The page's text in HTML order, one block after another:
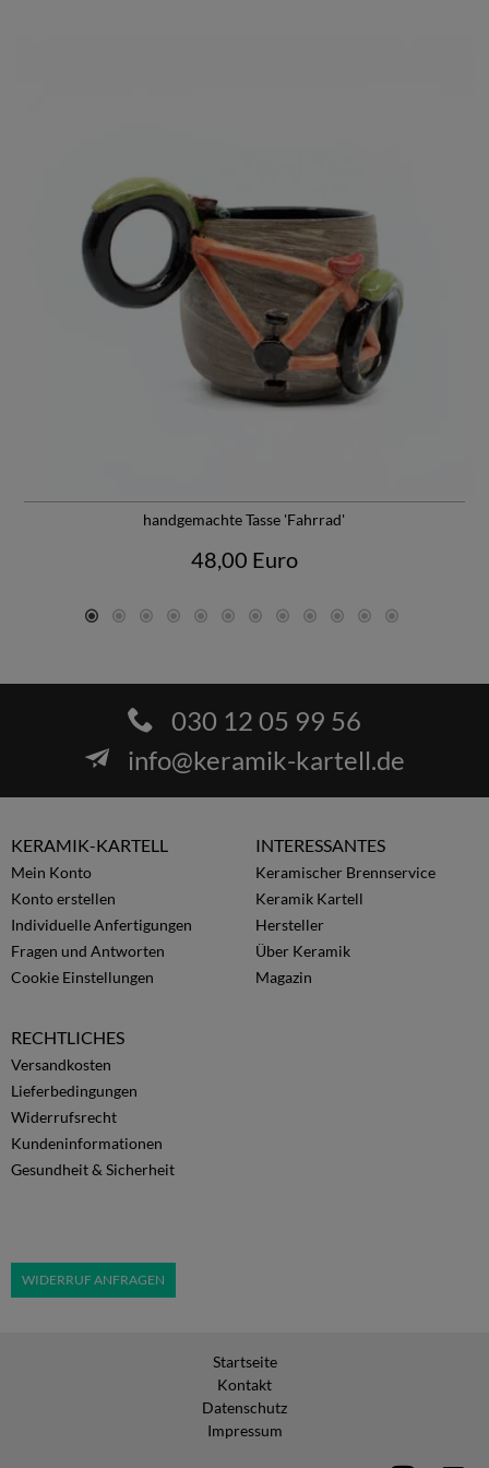
findest Du unter
handgemachte Tasse 'Fahrrad'
48,00 Euro
030 12 05 99 56
info@keramik-kartell.de
KERAMIK-KARTELL
Mein Konto
Konto erstellen
Individuelle Anfertigungen
Fragen und Antworten
Cookie Einstellungen
INTERESSANTES
Keramischer Brennservice
Keramik Kartell
Hersteller
Über Keramik
Magazin
RECHTLICHES
Versandkosten
Lieferbedingungen
Widerrufsrecht
Kundeninformationen
Gesundheit & Sicherheit
WIDERRUF ANFRAGEN
Startseite
Kontakt
Datenschutz
Impressum